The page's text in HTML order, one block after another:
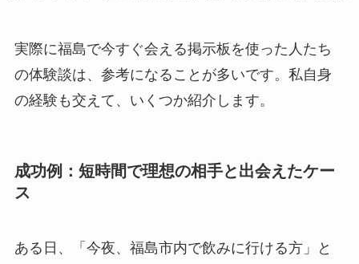
実際に福島で今すぐ会える掲示板を使った人たち
の体験談は、参考になることが多いです。私自身
の経験も交えて、いくつか紹介します。
成功例：短時間で理想の相手と出会えたケー
ス
ある日、「今夜、福島市内で飲みに行ける方」と